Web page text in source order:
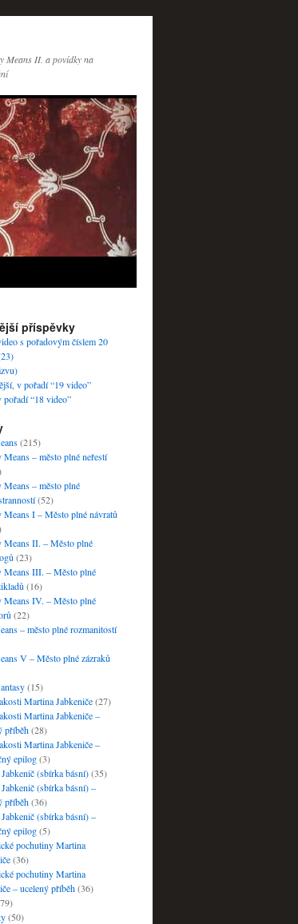
Means II. a povídky na
příspěvky
s pořadovým číslem 20
v pořadí “19 video”
pořadí “18 video”
(215)
Means – město plné neřestí
Means – město plné
(52)
Means I – Město plné návratů
Means II. – Město plné
(23)
Means III. – Město plné
(16)
Means IV. – Město plné
(22)
– město plné rozmanitostí
V – Město plné zázraků
(15)
Martina Jabkeniče(27)
Martina Jabkeniče –
příběh(28)
Martina Jabkeniče –
epilog(3)
(sbírka básní)(35)
(sbírka básní) –
příběh(36)
(sbírka básní) –
epilog(5)
pochutiny Martina
(36)
pochutiny Martina
– ucelený příběh(36)
(50)